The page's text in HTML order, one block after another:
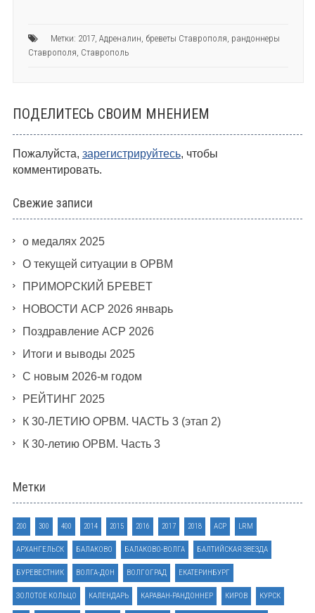
Метки: 2017, Адреналин, бреветы Ставрополя, рандоннеры
Ставрополя, Ставрополь
ПОДЕЛИТЕСЬ СВОИМ МНЕНИЕМ
Пожалуйста, зарегистрируйтесь, чтобы
комментировать.
Свежие записи
о медалях 2025
О текущей ситуации в ОРВМ
ПРИМОРСКИЙ БРЕВЕТ
НОВОСТИ АСР 2026 январь
Поздравление АСР 2026
Итоги и выводы 2025
С новым 2026-м годом
РЕЙТИНГ 2025
К 30-ЛЕТИЮ ОРВМ. ЧАСТЬ 3 (этап 2)
К 30-летию ОРВМ. Часть 3
Метки
200 300 400 2014 2015 2016 2017 2018 ACP LRM
АРХАНГЕЛЬСК БАЛАКОВО БАЛАКОВО-ВОЛГА БАЛТИЙСКАЯ ЗВЕЗДА
БУРЕВЕСТНИК ВОЛГА-ДОН ВОЛГОГРАД ЕКАТЕРИНБУРГ
ЗОЛОТОЕ КОЛЬЦО КАЛЕНДАРЬ КАРАВАН-РАНДОННЕР КИРОВ КУРСК